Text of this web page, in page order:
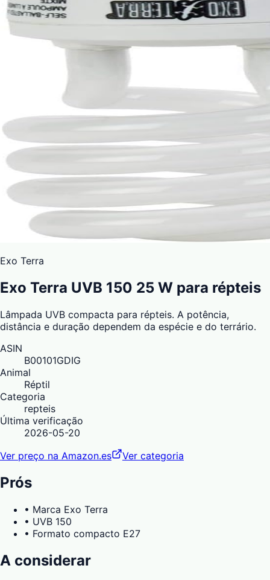
Exo Terra
Exo Terra UVB 150 25 W para répteis
Lâmpada UVB compacta para répteis. A potência,
distância e duração dependem da espécie e do terrário.
ASIN
B00101GDIG
Animal
Réptil
Categoria
repteis
Última verificação
2026-05-20
Ver preço na Amazon.es
Ver categoria
Prós
• Marca Exo Terra
• UVB 150
• Formato compacto E27
A considerar